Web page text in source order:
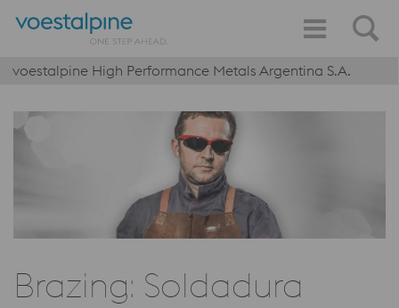
voestalpine High Performance Metals Argentina S.A.
Brazing: Soldadura